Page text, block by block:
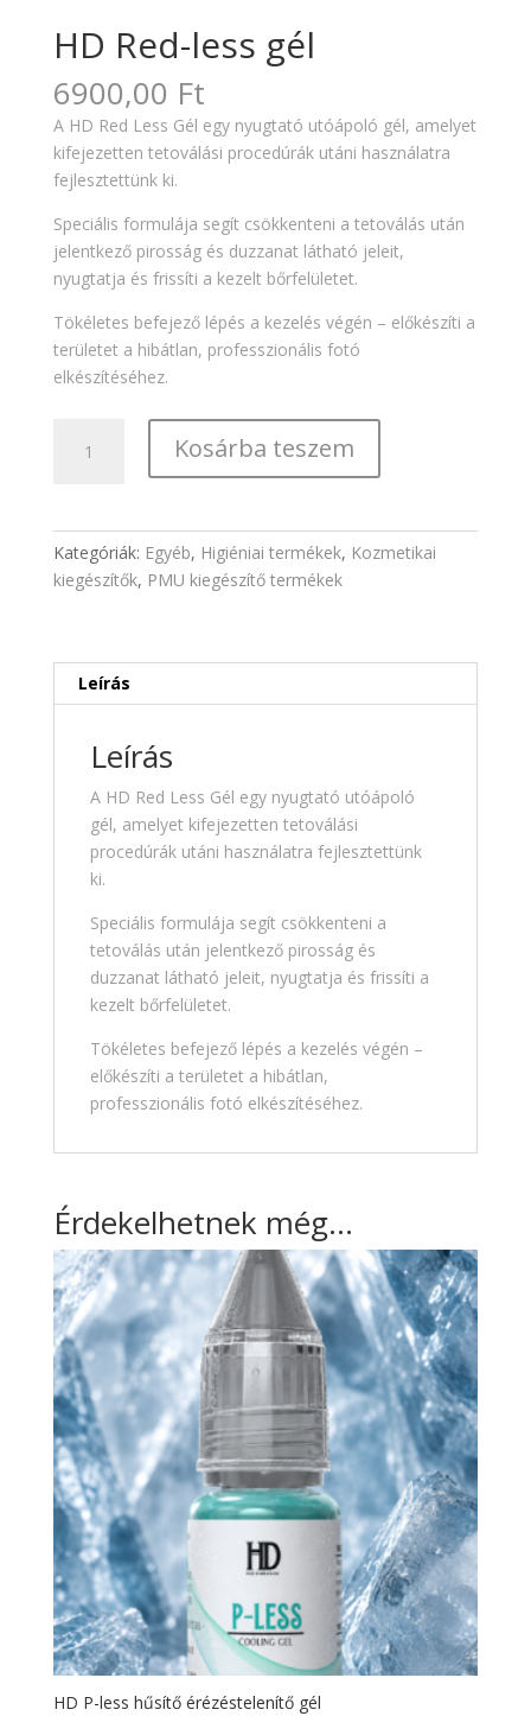
HD Red-less gél
6900,00 Ft
A HD Red Less Gél egy nyugtató utóápoló gél, amelyet
kifejezetten tetoválási procedúrák utáni használatra
fejlesztettünk ki.
Speciális formulája segít csökkenteni a tetoválás után
jelentkező pirosság és duzzanat látható jeleit,
nyugtatja és frissíti a kezelt bőrfelületet.
Tökéletes befejező lépés a kezelés végén – előkészíti a
területet a hibátlan, professzionális fotó
elkészítéséhez.
mennyiség
Kosárba teszem
Kategóriák: Egyéb, Higiéniai termékek, Kozmetikai
kiegészítők, PMU kiegészítő termékek
Leírás
Leírás
A HD Red Less Gél egy nyugtató utóápoló
gél, amelyet kifejezetten tetoválási
procedúrák utáni használatra fejlesztettünk
ki.
Speciális formulája segít csökkenteni a
tetoválás után jelentkező pirosság és
duzzanat látható jeleit, nyugtatja és frissíti a
kezelt bőrfelületet.
Tökéletes befejező lépés a kezelés végén –
előkészíti a területet a hibátlan,
professzionális fotó elkészítéséhez.
Érdekelhetnek még…
HD P-less hűsítő érézéstelenítő gél